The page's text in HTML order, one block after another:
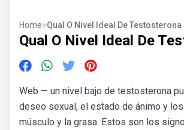
Home>Qual O Nivel Ideal De Testosterona
Qual O Nivel Ideal De
Web — un nivel bajo de testosterona
deseo sexual, el estado de ánimo y
músculo y la grasa. Estos son los